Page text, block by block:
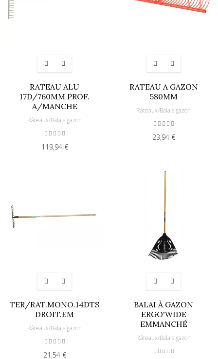
RATEAU ALU
17D/760MM PROF.
A/MANCHE
Râteaux/Balais gazon
119,94 €
RATEAU A GAZON
580MM
Râteaux/Balais gazon
23,94 €
TER/RAT.MONO.14DTS
DROIT.EM
Râteaux/Balais gazon
21,54 €
BALAI À GAZON
ERGO'WIDE
EMMANCHÉ
Râteaux/Balais gazon